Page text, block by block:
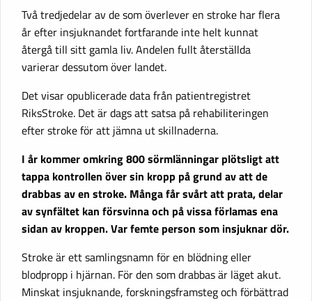
Två tredjedelar av de som överlever en stroke har flera
år efter insjuknandet fortfarande inte helt kunnat
återgå till sitt gamla liv. Andelen fullt återställda
varierar dessutom över landet.
Det visar opublicerade data från patientregistret
RiksStroke. Det är dags att satsa på rehabiliteringen
efter stroke för att jämna ut skillnaderna.
I år kommer omkring 800 sörmlänningar plötsligt att
tappa kontrollen över sin kropp på grund av att de
drabbas av en stroke. Många får svårt att prata, delar
av synfältet kan försvinna och på vissa förlamas ena
sidan av kroppen. Var femte person som insjuknar dör.
Stroke är ett samlingsnamn för en blödning eller
blodpropp i hjärnan. För den som drabbas är läget akut.
Minskat insjuknande, forskningsframsteg och förbättrad